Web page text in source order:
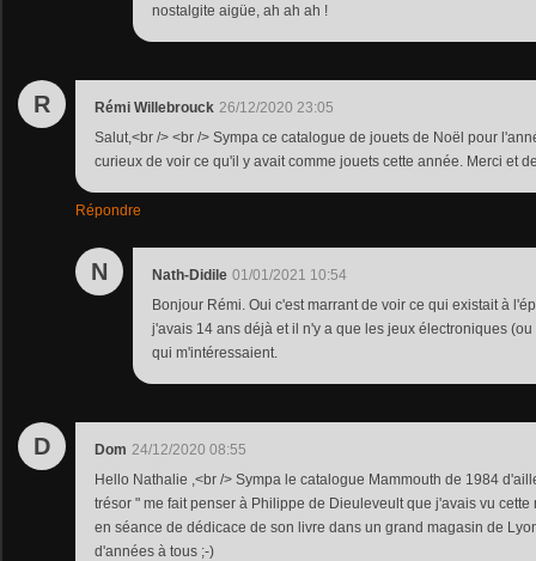
nostalgite aigüe, ah ah ah !
R Rémi Willebrouck 26/12/2020 23:05
Salut,<br /> <br /> Sympa ce catalogue de jouets de Noël pour
curieux de voir ce qu'il y avait comme jouets cette année. Merci et
Répondre
N Nath-Didile 01/01/2021 10:54
Bonjour Rémi. Oui c'est marrant de voir ce qui existait à
j'avais 14 ans déjà et il n'y a que les jeux électroniques
qui m'intéressaient.
D Dom 24/12/2020 08:55
Hello Nathalie ,<br /> Sympa le catalogue Mammouth de 1984
trésor " me fait penser à Philippe de Dieuleveult que j'avais vu
en séance de dédicace de son livre dans un grand magasin de
d'années à tous ;-)